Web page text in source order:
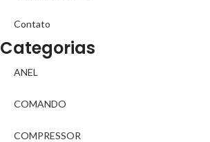
Contato
Categorias
ANEL
COMANDO
COMPRESSOR